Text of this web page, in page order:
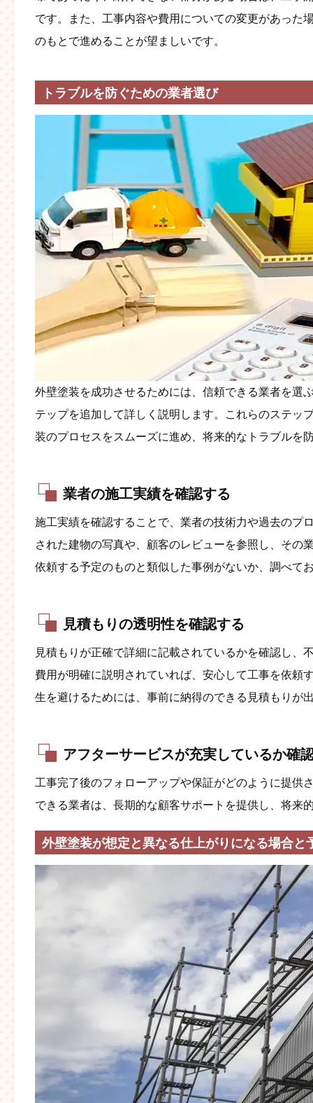
です。また、工事内容や費用についての変更があった
のもとで進めることが望ましいです。
トラブルを防ぐための業者選び
外壁塗装を成功させるためには、信頼できる業者を選
テップを追加して詳しく説明します。これらのステッ
装のプロセスをスムーズに進め、将来的なトラブルを
業者の施工実績を確認する
施工実績を確認することで、業者の技術力や過去のプ
された建物の写真や、顧客のレビューを参照し、その
依頼する予定のものと類似した事例がないか、調べて
見積もりの透明性を確認する
見積もりが正確で詳細に記載されているかを確認し、
費用が明確に説明されていれば、安心して工事を依頼
生を避けるためには、事前に納得のできる見積もりが
アフターサービスが充実しているか確
工事完了後のフォローアップや保証がどのように提供
できる業者は、長期的な顧客サポートを提供し、将来
外壁塗装が想定と異なる仕上がりになる場合と